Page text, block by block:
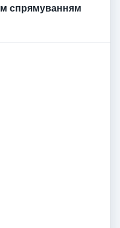
спрямуванням